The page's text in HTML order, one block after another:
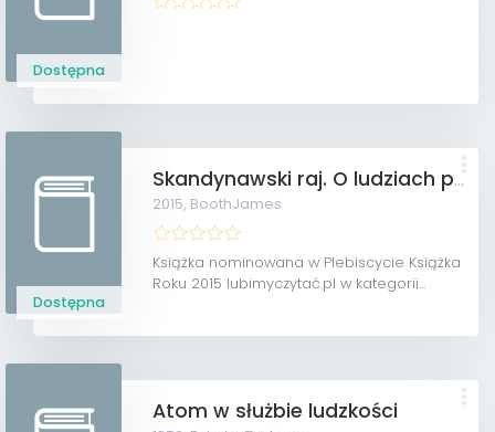
Dostępna
Dostępna
Skandynawski raj. O ludziach prawie idealnych
2015, BoothJames
Książka nominowana w Plebiscycie Książka
Roku 2015 lubimyczytać.pl w kategorii...
Atom w służbie ludzkości